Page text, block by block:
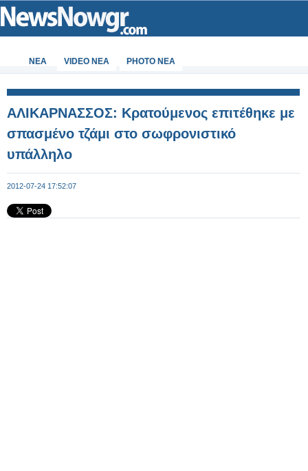
ΝΕΑ VIDEO NEA PHOTO NEA
AΛΙΚΑΡΝΑΣΣΟΣ: Κρατούμενος επιτέθηκε με
σπασμένο τζάμι στο σωφρονιστικό
υπάλληλο
2012-07-24 17:52:07